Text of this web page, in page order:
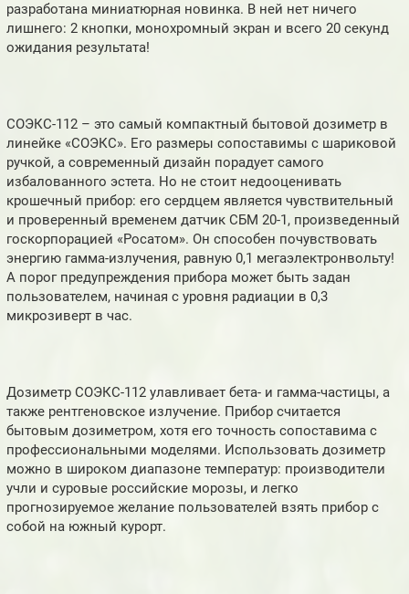
разработана миниатюрная новинка. В ней нет ничего
лишнего: 2 кнопки, монохромный экран и всего 20 секунд
ожидания результата!
СОЭКС-112 – это самый компактный бытовой дозиметр в
линейке «СОЭКС». Его размеры сопоставимы с шариковой
ручкой, а современный дизайн порадует самого
избалованного эстета. Но не стоит недооценивать
крошечный прибор: его сердцем является чувствительный
и проверенный временем датчик СБМ 20-1, произведенный
госкорпорацией «Росатом». Он способен почувствовать
энергию гамма-излучения, равную 0,1 мегаэлектронвольту!
А порог предупреждения прибора может быть задан
пользователем, начиная с уровня радиации в 0,3
микрозиверт в час.
Дозиметр СОЭКС-112 улавливает бета- и гамма-частицы, а
также рентгеновское излучение. Прибор считается
бытовым дозиметром, хотя его точность сопоставима с
профессиональными моделями. Использовать дозиметр
можно в широком диапазоне температур: производители
учли и суровые российские морозы, и легко
прогнозируемое желание пользователей взять прибор с
собой на южный курорт.